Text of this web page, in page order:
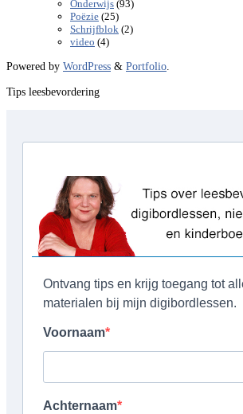
Onderwijs (93)
Poëzie (25)
Schrijfblok (2)
video (4)
Powered by WordPress & Portfolio.
Tips leesbevordering